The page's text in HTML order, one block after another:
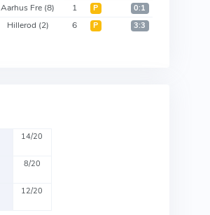
Aarhus Fre (8) 1 Р 0:1
Hillerod (2) 6 Р 3:3
14/20
8/20
12/20